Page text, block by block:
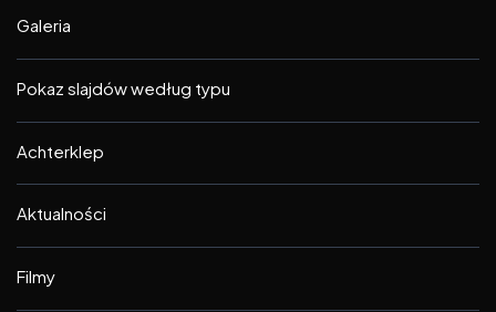
Galeria
Pokaz slajdów według typu
Achterklep
Aktualności
Filmy